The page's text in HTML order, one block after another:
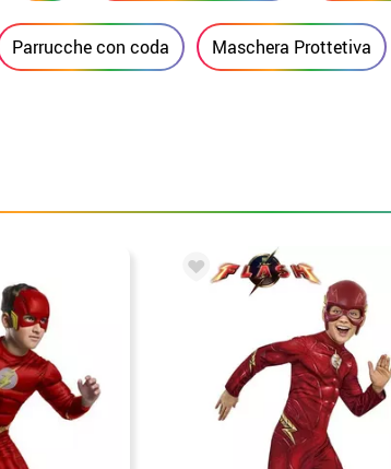
Parrucche con coda Maschera Prottetiva